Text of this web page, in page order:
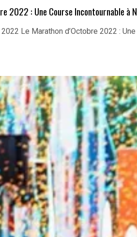
2022 : Une Course Incontournable à
Le Marathon d’Octobre 2022 :